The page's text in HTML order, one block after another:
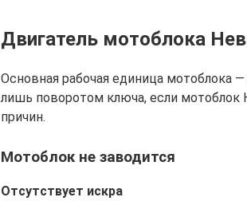
Двигатель мотоблока
Основная рабочая единица мотоблока
лишь поворотом ключа, если мотоблок
причин.
Мотоблок не заводится
Отсутствует искра